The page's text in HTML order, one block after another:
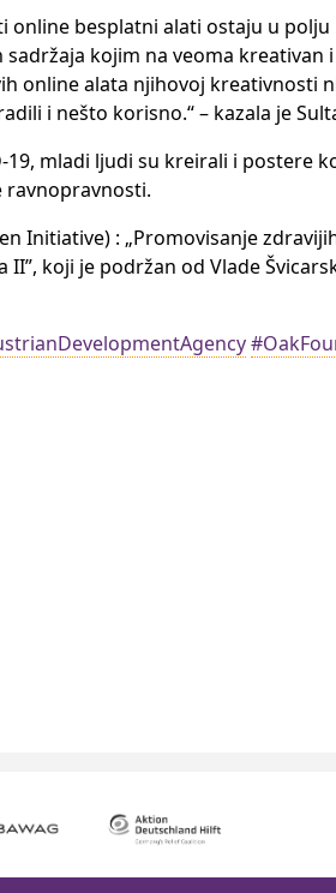
online besplatni alati ostaju u polju
kojim na veoma kreativan i
online alata njihovoj kreativnosti
i nešto korisno.“ – kazala je
mladi ljudi su kreirali i postere
ravnopravnosti.
Initiative) : „Promovisanje
koji je podržan od Vlade